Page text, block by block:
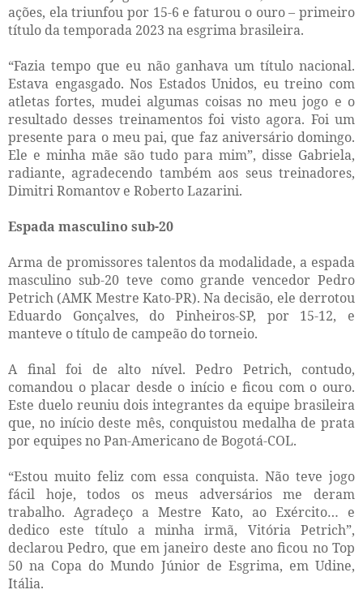
ações, ela triunfou por 15-6 e faturou o ouro – primeiro
título da temporada 2023 na esgrima brasileira.
“Fazia tempo que eu não ganhava um título nacional.
Estava engasgado. Nos Estados Unidos, eu treino com
atletas fortes, mudei algumas coisas no meu jogo e o
resultado desses treinamentos foi visto agora. Foi um
presente para o meu pai, que faz aniversário domingo.
Ele e minha mãe são tudo para mim”, disse Gabriela,
radiante, agradecendo também aos seus treinadores,
Dimitri Romantov e Roberto Lazarini.
Espada masculino sub-20
Arma de promissores talentos da modalidade, a espada
masculino sub-20 teve como grande vencedor Pedro
Petrich (AMK Mestre Kato-PR). Na decisão, ele derrotou
Eduardo Gonçalves, do Pinheiros-SP, por 15-12, e
manteve o título de campeão do torneio.
A final foi de alto nível. Pedro Petrich, contudo,
comandou o placar desde o início e ficou com o ouro.
Este duelo reuniu dois integrantes da equipe brasileira
que, no início deste mês, conquistou medalha de prata
por equipes no Pan-Americano de Bogotá-COL.
“Estou muito feliz com essa conquista. Não teve jogo
fácil hoje, todos os meus adversários me deram
trabalho. Agradeço a Mestre Kato, ao Exército… e
dedico este título a minha irmã, Vitória Petrich”,
declarou Pedro, que em janeiro deste ano ficou no Top
50 na Copa do Mundo Júnior de Esgrima, em Udine,
Itália.